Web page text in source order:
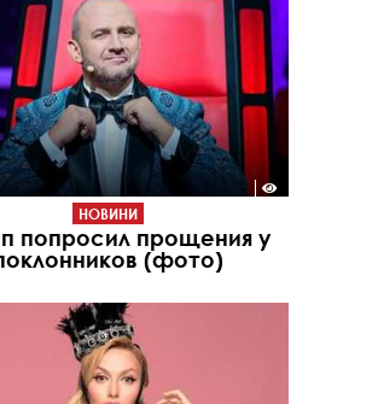
НОВИНИ
попросил прощения у
(фото)